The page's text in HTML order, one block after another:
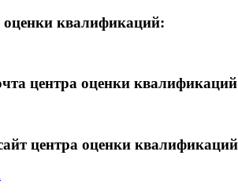
оценки квалификаций:
центра оценки
центра оценки